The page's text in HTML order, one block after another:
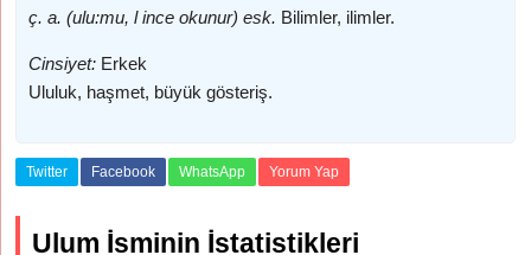
ç. a. (ulu:mu, l ince okunur) esk. Bilimler, ilimler.
Cinsiyet: Erkek
Ululuk, haşmet, büyük gösteriş.
Twitter Facebook WhatsApp Yorum Yap
Ulum İsminin İstatistikleri